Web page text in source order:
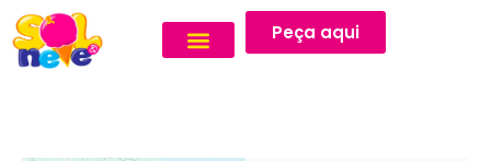
Peça aqui